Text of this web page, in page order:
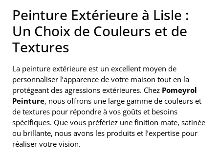
Peinture Extérieure à Lisle :
Un Choix de Couleurs et de
Textures
La peinture extérieure est un excellent moyen de
personnaliser l’apparence de votre maison tout en la
protégeant des agressions extérieures. Chez Pomeyrol
Peinture, nous offrons une large gamme de couleurs et
de textures pour répondre à vos goûts et besoins
spécifiques. Que vous préfériez une finition mate, satinée
ou brillante, nous avons les produits et l’expertise pour
réaliser votre vision.